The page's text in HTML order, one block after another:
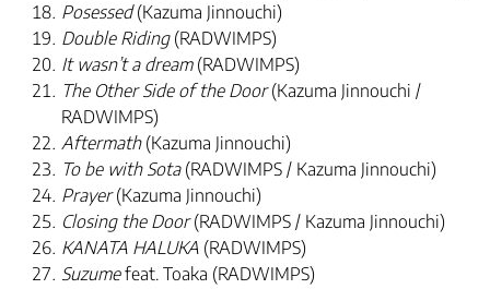
Posessed(Kazuma Jinnouchi)
Double Riding(RADWIMPS)
It wasn’t a dream(RADWIMPS)
The Other Side of the Door(Kazuma Jinnouchi /
RADWIMPS)
Aftermath(Kazuma Jinnouchi)
To be with Sota(RADWIMPS / Kazuma Jinnouchi)
Prayer(Kazuma Jinnouchi)
Closing the Door(RADWIMPS / Kazuma Jinnouchi)
KANATA HALUKA (RADWIMPS)
Suzumefeat. Toaka (RADWIMPS)